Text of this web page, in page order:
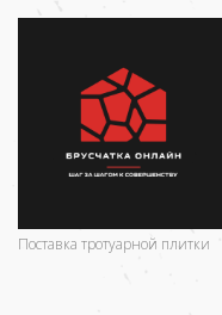
Поставка тротуарной плитки